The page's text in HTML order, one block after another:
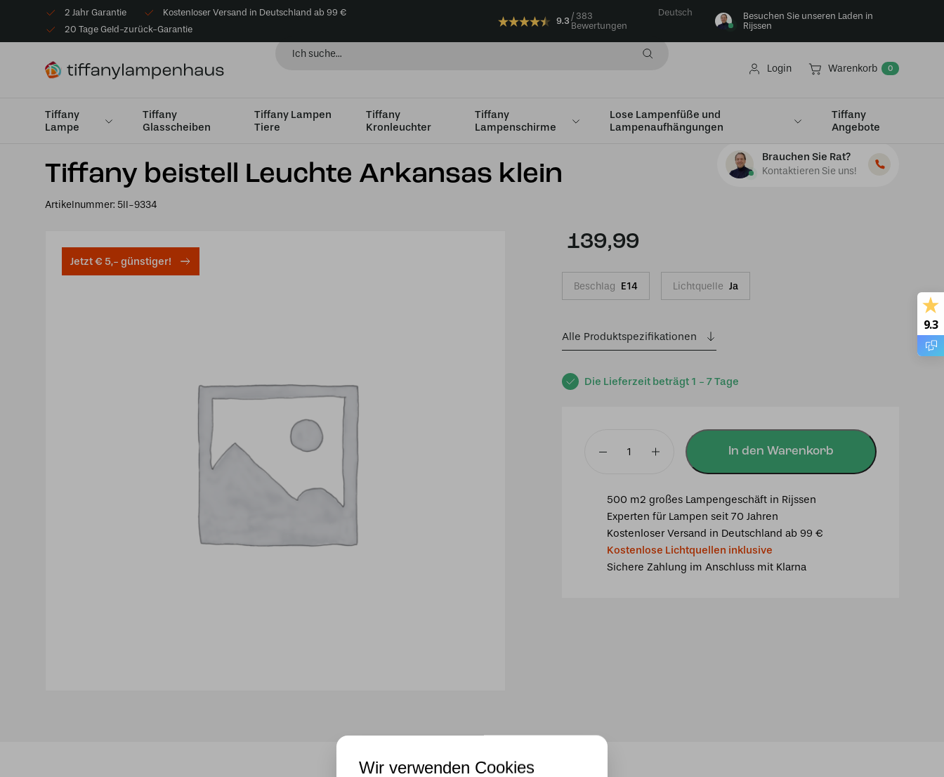
2 Jahr Garantie
Kostenloser Versand in Deutschland ab 99 €
20 Tage Geld-zurück-Garantie
9.3
383
Bewertungen
Deutsch
Besuchen Sie unseren Laden in
Rijssen
Login Warenkorb 0
Tiffany
Lampe
Tiffany
Glasscheiben
Tiffany Lampen
Tiere
Tiffany
Kronleuchter
Tiffany
Lampenschirme
Lose Lampenfüße und
Lampenaufhängungen
Tiffany
Angebote
Startseite Tiffany Tischlampe Tischleuchten Windlicht Tiffany beistell Leuchte Arkansas klein
Tiffany beistell Leuchte Arkansas klein
Artikelnummer: 5ll-9334
Brauchen Sie Rat?
Kontaktieren Sie uns!
Jetzt € 5,- günstiger!
Die Lieferzeit beträgt 1 - 7 Tage
139,99
Beschlag E14 Lichtquelle Ja
Alle Produktspezifikationen
In den Warenkorb
500 m2 großes Lampengeschäft in Rijssen
Experten für Lampen seit 70 Jahren
Kostenloser Versand in Deutschland ab 99 €
Kostenlose Lichtquellen inklusive
Sichere Zahlung im Anschluss mit Klarna
9.3
Wir verwenden Cookies